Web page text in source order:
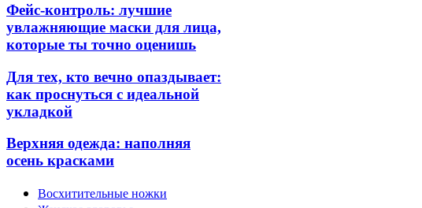
Фейс-контроль: лучшие
увлажняющие маски для лица,
которые ты точно оценишь
Для тех, кто вечно опаздывает:
как проснуться с идеальной
укладкой
Верхняя одежда: наполняя
осень красками
Восхитительные ножки